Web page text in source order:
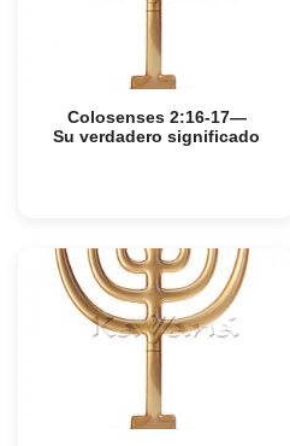
Colosenses 2:16-17—
Su verdadero significado